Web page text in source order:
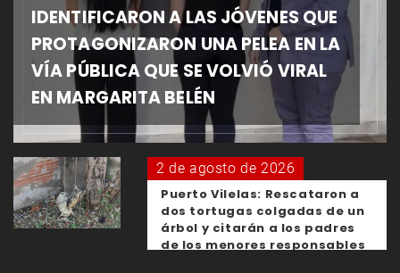
IDENTIFICARON A LAS JÓVENES QUE
PROTAGONIZARON UNA PELEA EN LA
VÍA PÚBLICA QUE SE VOLVIÓ VIRAL
EN MARGARITA BELÉN
2 de agosto de 2026
Puerto Vilelas: Rescataron a
dos tortugas colgadas de un
árbol y citarán a los padres
de los menores responsables